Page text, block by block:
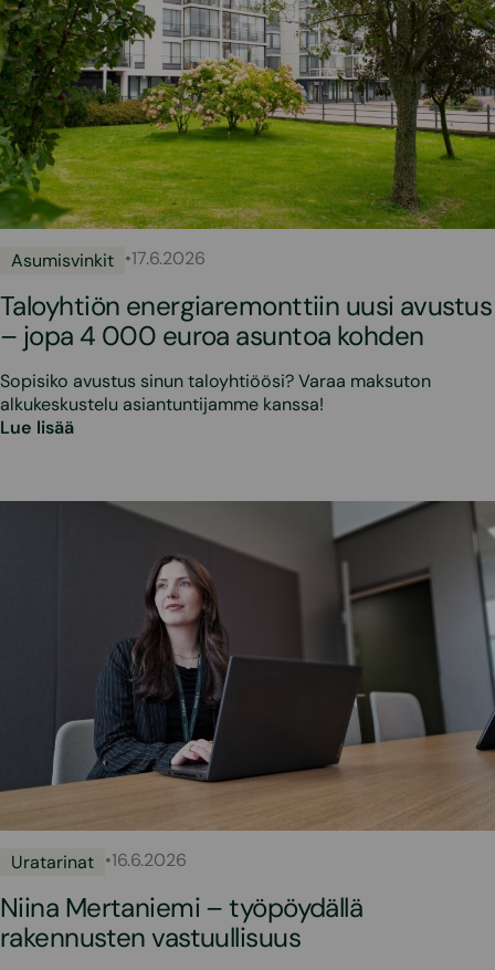
Asumisvinkit •17.6.2026
Taloyhtiön energiaremonttiin uusi avustus
– jopa 4 000 euroa asuntoa kohden
Sopisiko avustus sinun taloyhtiöösi? Varaa maksuton
alkukeskustelu asiantuntijamme kanssa!
Lue lisää
Uratarinat •16.6.2026
Niina Mertaniemi – työpöydällä
rakennusten vastuullisuus